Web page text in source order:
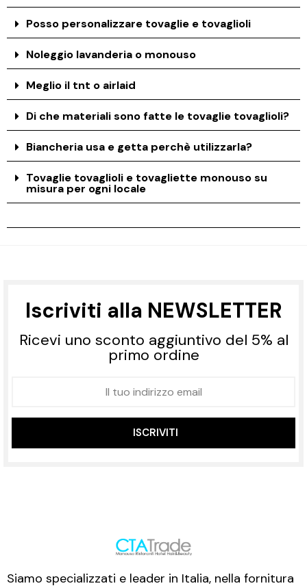
Posso personalizzare tovaglie e tovaglioli
Noleggio lavanderia o monouso
Meglio il tnt o airlaid
Di che materiali sono fatte le tovaglie tovaglioli?
Biancheria usa e getta perchè utilizzarla?
Tovaglie tovaglioli e tovagliette monouso su
misura per ogni locale
Iscriviti alla NEWSLETTER
Ricevi uno sconto aggiuntivo del 5% al
primo ordine
ISCRIVITI
Siamo specializzati e leader in Italia, nella fornitura